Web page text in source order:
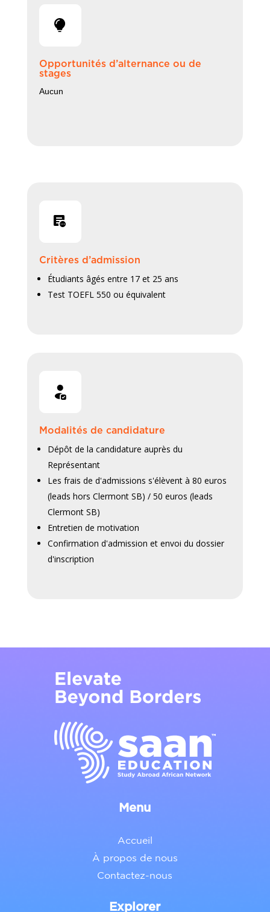
Opportunités d’alternance ou de
stages
Aucun
Critères d’admission
Étudiants âgés entre 17 et 25 ans
Test TOEFL 550 ou équivalent
Modalités de candidature
Dépôt de la candidature auprès du
Représentant
Les frais de d'admissions s'élèvent à 80 euros
(leads hors Clermont SB) / 50 euros (leads
Clermont SB)
Entretien de motivation
Confirmation d'admission et envoi du dossier
d'inscription
Menu
Accueil
À propos de nous
Contactez-nous
Explorer